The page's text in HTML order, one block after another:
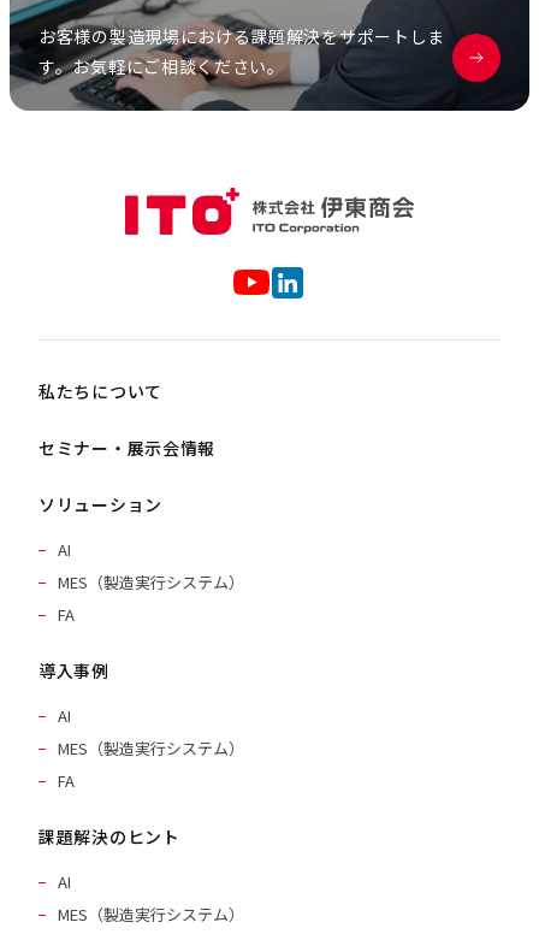
お客様の製造現場における課題解決をサポートしま
す。お気軽にご相談ください。
私たちについて
セミナー・展示会情報
ソリューション
AI
MES（製造実行システム）
FA
導入事例
AI
MES（製造実行システム）
FA
課題解決のヒント
AI
MES（製造実行システム）